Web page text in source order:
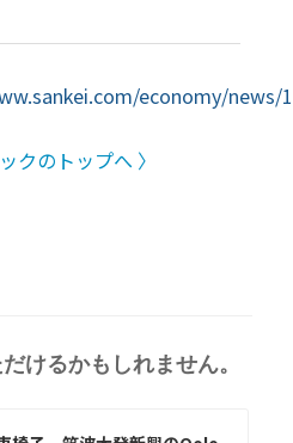
economy/news/
クのトップへ 〉
けるかもしれません。